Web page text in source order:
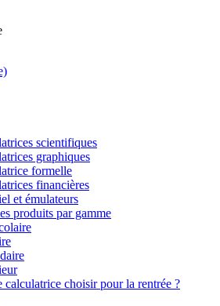
scientifiques
graphiques
formelle
financières
et émulateurs
produits par gamme
calculatrice choisir pour la rentrée ?